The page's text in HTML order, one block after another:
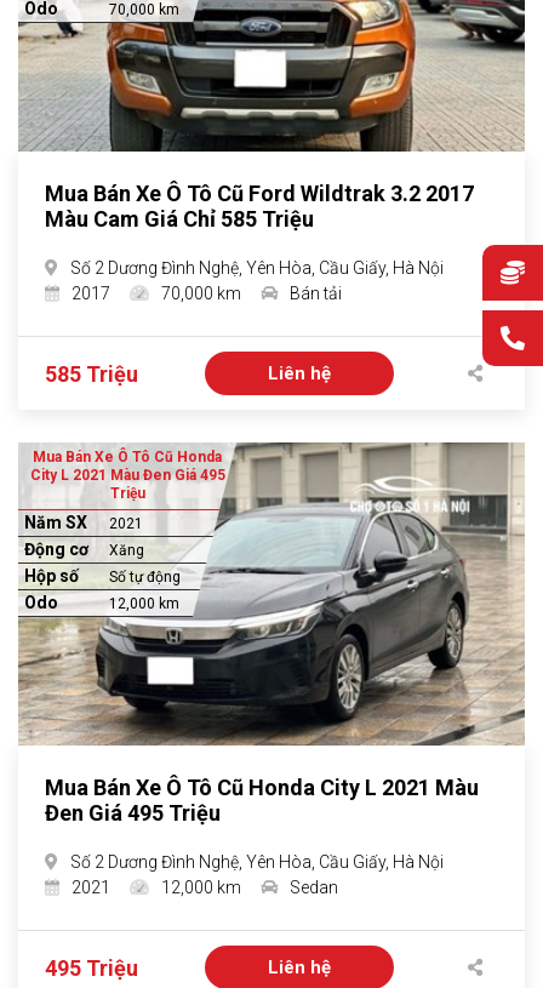
Odo 70,000 km
Mua Bán Xe Ô Tô Cũ Ford Wildtrak 3.2 2017
Màu Cam Giá Chỉ 585 Triệu
Số 2 Dương Đình Nghệ, Yên Hòa, Cầu Giấy, Hà Nội
2017
70,000 km Bán tải
585 Triệu Liên hệ
Mua Bán Xe Ô Tô Cũ Honda
City L 2021 Màu Đen Giá 495
Triệu
Năm SX 2021
Động cơ Xăng
Hộp số Số tự động
Odo 12,000 km
Mua Bán Xe Ô Tô Cũ Honda City L 2021 Màu
Đen Giá 495 Triệu
Số 2 Dương Đình Nghệ, Yên Hòa, Cầu Giấy, Hà Nội
2021
12,000 km Sedan
495 Triệu Liên hệ